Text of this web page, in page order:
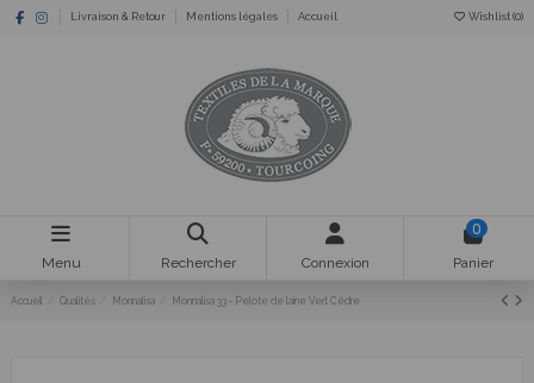
Livraison & Retour Mentions légales Accueil Wishlist (0)
Menu Rechercher Connexion
0
Panier
Accueil Qualités Monnalisa Monnalisa 33 - Pelote de laine Vert Cèdre